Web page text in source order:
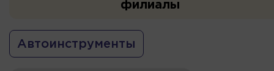
филиалы
Автоинструменты